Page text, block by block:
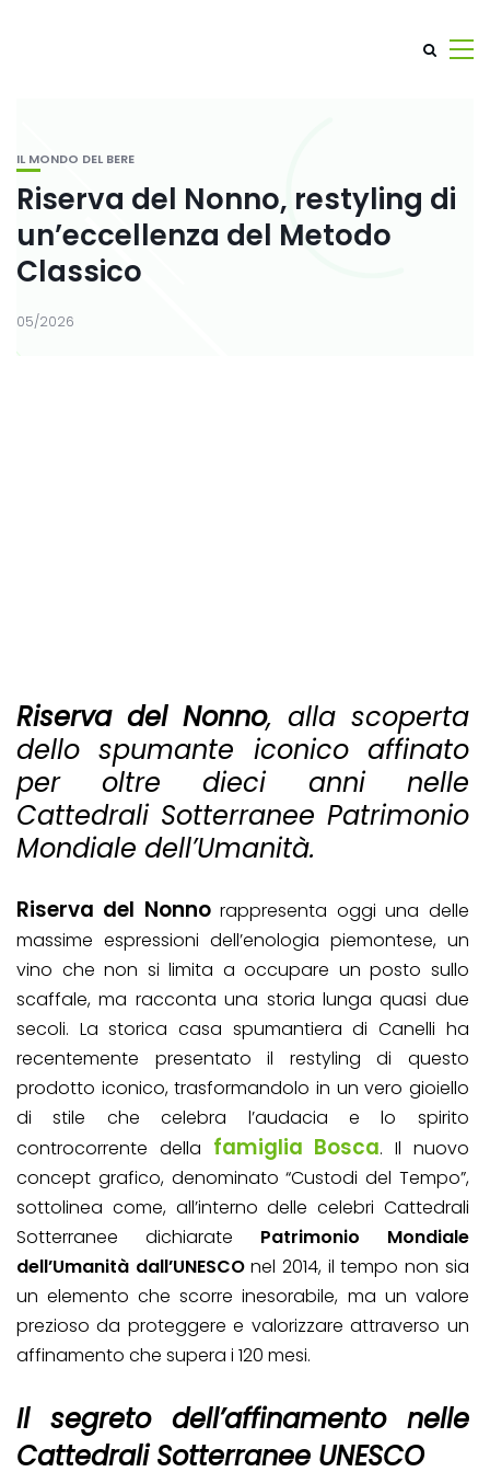
IL MONDO DEL BERE
Riserva del Nonno, restyling di
un’eccellenza del Metodo
Classico
05/2026
Riserva del Nonno, alla scoperta
dello spumante iconico affinato
per oltre dieci anni nelle
Cattedrali Sotterranee Patrimonio
Mondiale dell’Umanità.
Riserva del Nonno rappresenta oggi una delle
massime espressioni dell’enologia piemontese, un
vino che non si limita a occupare un posto sullo
scaffale, ma racconta una storia lunga quasi due
secoli. La storica casa spumantiera di Canelli ha
recentemente presentato il restyling di questo
prodotto iconico, trasformandolo in un vero gioiello
di stile che celebra l’audacia e lo spirito
controcorrente della famiglia Bosca. Il nuovo
concept grafico, denominato “Custodi del Tempo”,
sottolinea come, all’interno delle celebri Cattedrali
Sotterranee dichiarate Patrimonio Mondiale
dell’Umanità dall’UNESCOnel 2014, il tempo non sia
un elemento che scorre inesorabile, ma un valore
prezioso da proteggere e valorizzare attraverso un
affinamento che supera i 120 mesi.
Il segreto dell’affinamento nelle
Cattedrali Sotterranee UNESCO